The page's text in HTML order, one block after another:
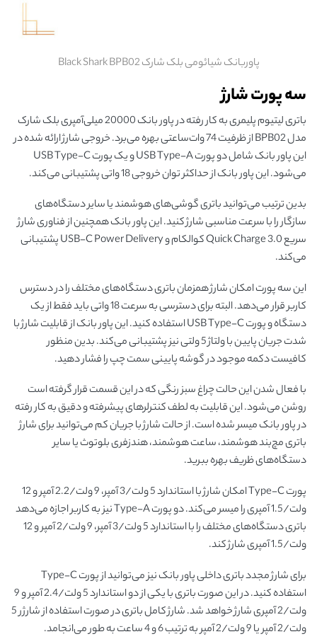
پاوربانک شیائومی بلک شارک Black Shark BPB02
سه پورت شارژ
باتری لیتیوم پلیمری به کار رفته در پاور بانک 20000 میلی‌آمپری بلک شارک
مدل BPB02 از ظرفیت 74 وات‌ساعتی بهره می‌برد. خروجی شارژ ارائه شده در
این پاور بانک شامل دو پورت USB Type-A و یک پورت USB Type-C
می‌شود. این پاور بانک از حداکثر توان خروجی 18 واتی پشتیبانی می‌کند.
بدین ترتیب می‌توانید باتری گوشی‌های هوشمند یا سایر دستگاه‌های
سازگار را با سرعت مناسبی شارژ کنید. این پاور بانک همچنین از فناوری شارژ
سریع Quick Charge 3.0 کوالکام و USB-C Power Delivery پشتیبانی
می‌کند.
این سه پورت امکان شارژ همزمان باتری دستگاه‌های مختلف را در دسترس
کاربر قرار می‌دهد. البته برای دسترسی به سرعت 18 واتی باید فقط از یک
دستگاه و پورت USB Type-C استفاده کنید. این پاور بانک از قابلیت شارژ با
شدت جریان پایین با ولتاژ 5 ولتی نیز پشتیبانی می‌کند. بدین منظور
کافیست دکمه موجود در گوشه پایینی سمت چپ را فشار دهید.
با فعال شدن این حالت چراغ سبز رنگی که در این قسمت قرار گرفته است
روشن می‌شود. این قابلیت به لطف کنترلرهای پیشرفته و دقیق به کار رفته
در پاور بانک میسر شده است. از حالت شارژ با جریان کم می‌توانید برای شارژ
باتری مچ‌بند هوشمند، ساعت هوشمند، هندزفری بلوتوث یا سایر
دستگاه‌های ظریف بهره ببرید.
پورت Type-C امکان شارژ با استاندارد 5 ولت/3 آمپر، 9 ولت/2.2 آمپر و 12
ولت/1.5 آمپری را میسر می‌کند. دو پورت Type-A نیز به کاربر اجازه می‌دهد
باتری دستگاه‌های مختلف را با استاندارد 5 ولت/3 آمپر، 9 ولت/2 آمپر و 12
ولت/1.5 آمپری شارژ کند.
برای شارژ مجدد باتری داخلی پاور بانک نیز می‌توانید از پورت Type-C
استفاده کنید. در این صورت باتری با یکی از دو استاندارد 5 ولت/2.4 آمپر و 9
ولت/2 آمپری شارژ خواهد شد. شارژ کامل باتری در صورت استفاده از شارژر 5
ولت/2 آمپر یا 9 ولت/2 آمپر به ترتیب 6 و 4 ساعت به طور می‌انجامد.